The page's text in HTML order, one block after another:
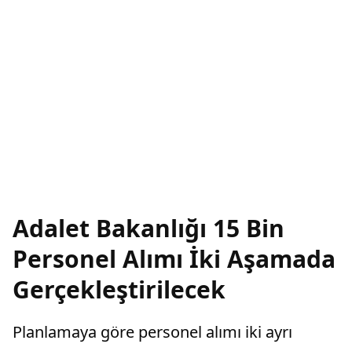
Adalet Bakanlığı 15 Bin
Personel Alımı İki Aşamada
Gerçekleştirilecek
Planlamaya göre personel alımı iki ayrı